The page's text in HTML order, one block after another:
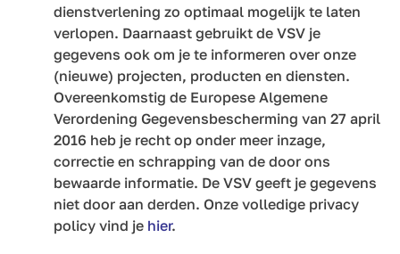
dienstverlening zo optimaal mogelijk te laten
verlopen. Daarnaast gebruikt de VSV je
gegevens ook om je te informeren over onze
(nieuwe) projecten, producten en diensten.
Overeenkomstig de Europese Algemene
Verordening Gegevensbescherming van 27 april
2016 heb je recht op onder meer inzage,
correctie en schrapping van de door ons
bewaarde informatie. De VSV geeft je gegevens
niet door aan derden. Onze volledige privacy
policy vind je hier.